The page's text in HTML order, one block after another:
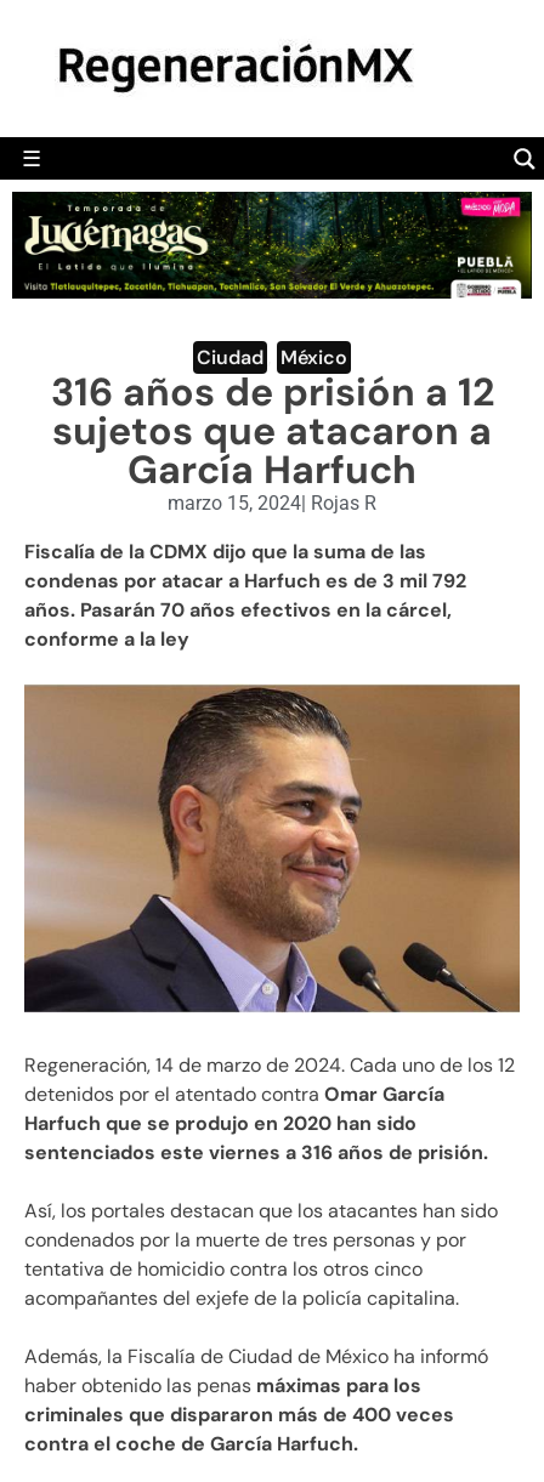
☰
POLÍTICA
CAMALEÓN
OPINIÓN
DEPORTES
ENGLISH SECTION
VIDEOS
Ciudad México
316 años de prisión a 12
sujetos que atacaron a
García Harfuch
marzo 15, 2024| Rojas R
Fiscalía de la CDMX dijo que la suma de las
condenas por atacar a Harfuch es de 3 mil 792
años. Pasarán 70 años efectivos en la cárcel,
conforme a la ley
Regeneración, 14 de marzo de 2024. Cada uno de los 12
detenidos por el atentado contra Omar García
Harfuch que se produjo en 2020 han sido
sentenciados este viernes a 316 años de prisión.
Así, los portales destacan que los atacantes han sido
condenados por la muerte de tres personas y por
tentativa de homicidio contra los otros cinco
acompañantes del exjefe de la policía capitalina.
Además, la Fiscalía de Ciudad de México ha informó
haber obtenido las penas máximas para los
criminales que dispararon más de 400 veces
contra el coche de García Harfuch.